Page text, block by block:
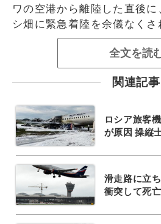
ワの空港から離陸した直後
シ畑に緊急着陸を余儀なくさ
全文を読
関連記事
ロシア旅客
が原因 操縦
滑走路に立
衝突して死